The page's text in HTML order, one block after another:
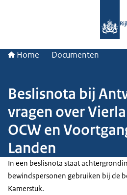
Home Documenten
Beslisnota bij
vragen over
OCW en
Landen
In een beslisnota staat
bewindspersonen gebruiken bij de
Kamerstuk.